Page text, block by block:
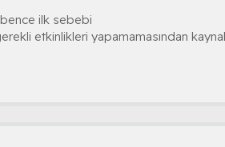
bence ilk sebebi
etkinlikleri yapamamasından